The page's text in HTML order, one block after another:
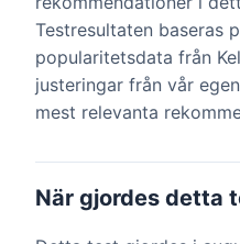
Testresultaten baseras
popularitetsdata från
justeringar från vår
mest relevanta
När gjordes detta